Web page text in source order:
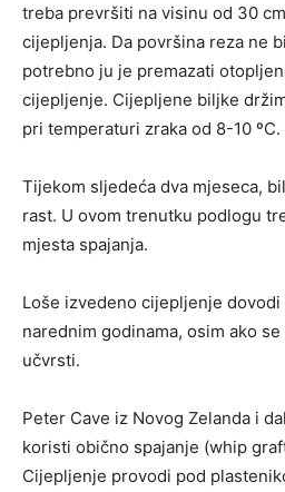
treba prevršiti na visinu od 30
cijepljenja. Da površina reza ne
potrebno ju je premazati
cijepljenje. Cijepljene biljke
pri temperaturi zraka od 8-10 ºC.
Tijekom sljedeća dva mjeseca,
rast. U ovom trenutku podlogu
mjesta spajanja.
Loše izvedeno cijepljenje
narednim godinama, osim ako
učvrsti.
Peter Cave iz Novog Zelanda i
koristi obično spajanje (whip
Cijepljenje provodi pod